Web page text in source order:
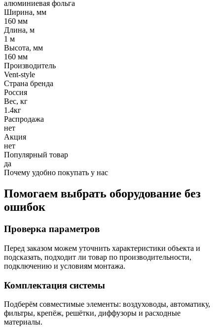
алюминиевая фольга
Ширина, мм
160 мм
Длина, м
1 м
Высота, мм
160 мм
Производитель
Vent-style
Страна бренда
Россия
Вес, кг
1.4кг
Распродажа
нет
Акция
нет
Популярный товар
да
Почему удобно покупать у нас
Помогаем выбрать оборудование без
ошибок
Проверка параметров
Перед заказом можем уточнить характеристики объекта и
подсказать, подходит ли товар по производительности,
подключению и условиям монтажа.
Комплектация системы
Подберём совместимые элементы: воздуховоды, автоматику,
фильтры, крепёж, решётки, диффузоры и расходные
материалы.